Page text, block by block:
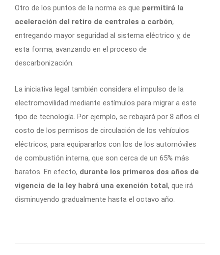
Otro de los puntos de la norma es que permitirá la
aceleración del retiro de centrales a carbón,
entregando mayor seguridad al sistema eléctrico y, de
esta forma, avanzando en el proceso de
descarbonización.
La iniciativa legal también considera el impulso de la
electromovilidad mediante estímulos para migrar a este
tipo de tecnología. Por ejemplo, se rebajará por 8 años el
costo de los permisos de circulación de los vehículos
eléctricos, para equipararlos con los de los automóviles
de combustión interna, que son cerca de un 65% más
baratos. En efecto, durante los primeros dos años de
vigencia de la ley habrá una exención total, que irá
disminuyendo gradualmente hasta el octavo año.